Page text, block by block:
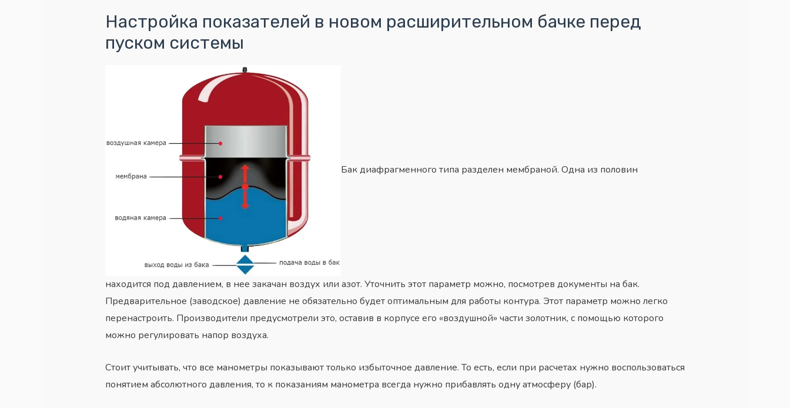
Настройка показателей в новом расширительном бачке перед
пуском системы
Бак диафрагменного типа разделен мембраной. Одна из половин
находится под давлением, в нее закачан воздух или азот. Уточнить этот параметр можно, посмотрев документы на бак.
Предварительное (заводское) давление не обязательно будет оптимальным для работы контура. Этот параметр можно легко
перенастроить. Производители предусмотрели это, оставив в корпусе его «воздушной» части золотник, с помощью которого
можно регулировать напор воздуха.
Стоит учитывать, что все манометры показывают только избыточное давление. То есть, если при расчетах нужно воспользоваться
понятием абсолютного давления, то к показаниям манометра всегда нужно прибавлять одну атмосферу (бар).